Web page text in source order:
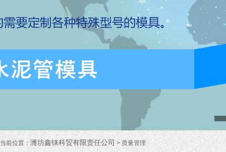
当前位置： 潍坊鑫铼科贸有限责任公司 > 质量管理